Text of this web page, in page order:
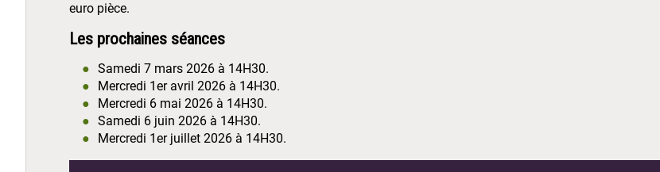
euro pièce.
Les prochaines séances
Samedi 7 mars 2026 à 14H30.
Mercredi 1er avril 2026 à 14H30.
Mercredi 6 mai 2026 à 14H30.
Samedi 6 juin 2026 à 14H30.
Mercredi 1er juillet 2026 à 14H30.